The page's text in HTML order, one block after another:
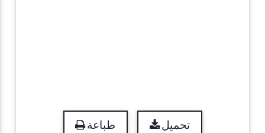
طباعة تحميل